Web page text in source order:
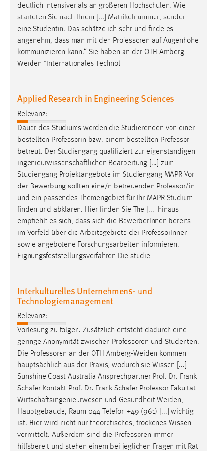
deutlich intensiver als an größeren Hochschulen. Wie
starteten Sie nach Ihrem [...] Matrikelnummer, sondern
eine Studentin. Das schätze ich sehr und finde es
angenehm, dass man mit den Professoren auf Augenhöhe
kommunizieren kann.“ Sie haben an der OTH Amberg-
Weiden "Internationales Technol
Applied Research in Engineering Sciences
Relevanz:
Dauer des Studiums werden die Studierenden von einer
bestellten Professorin bzw. einem bestellten Professor
betreut. Der Studiengang qualifiziert zur eigenständigen
ingenieurwissenschaftlichen Bearbeitung [...] zum
Studiengang Projektangebote im Studiengang MAPR Vor
der Bewerbung sollten eine/n betreuenden Professor/in
und ein passendes Themengebiet für Ihr MAPR-Studium
finden und abklären. Hier finden Sie The [...] hinaus
empfiehlt es sich, dass sich die BewerberInnen bereits
im Vorfeld über die Arbeitsgebiete der Professor Innen
sowie angebotene Forschungsarbeiten informieren.
Eignungsfeststellungsverfahren Die studie
Interkulturelles Unternehmens- und
Technologiemanagement
Relevanz:
Vorlesung zu folgen. Zusätzlich entsteht dadurch eine
geringe Anonymität zwischen Professoren und Studenten.
Die Professoren an der OTH Amberg-Weiden kommen
hauptsächlich aus der Praxis, wodurch sie Wissen [...]
Sunshine Coast Australia Ansprechpartner Prof. Dr. Frank
Schäfer Kontakt Prof. Dr. Frank Schäfer Professor Fakultät
Wirtschaftsingenieurwesen und Gesundheit Weiden,
Hauptgebäude, Raum 044 Telefon +49 (961) [...] wichtig
ist. Hier wird nicht nur theoretisches, trockenes Wissen
vermittelt. Außerdem sind die Professoren immer
hilfsbereit und stehen einem bei jeglichen Fragen mit Rat